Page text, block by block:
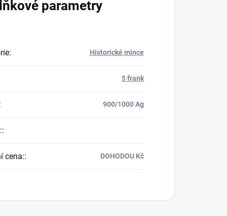
parametry
: Historické mince
5 frank
: 900/1000 Ag
:
cena:: DOHODOU Kč